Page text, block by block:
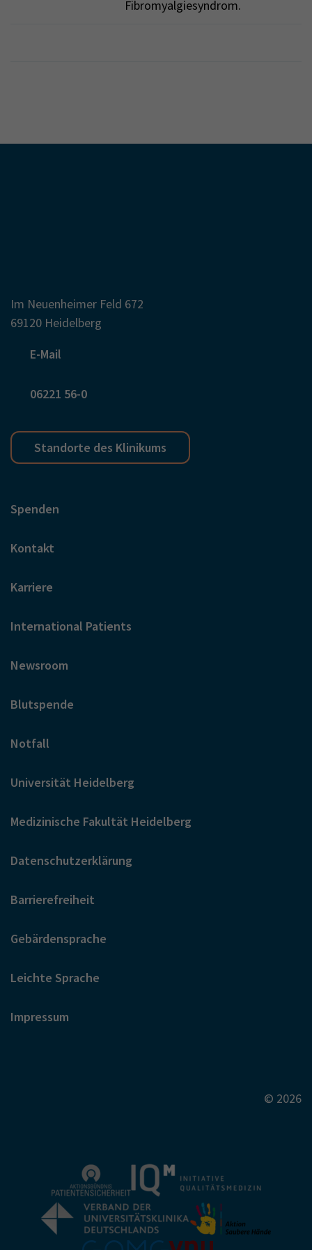
Fibromyalgiesyndrom.
Im Neuenheimer Feld 672
69120 Heidelberg
E-Mail
06221 56-0
Standorte des Klinikums
Spenden
Kontakt
Karriere
International Patients
Newsroom
Blutspende
Notfall
Universität Heidelberg
Medizinische Fakultät Heidelberg
Datenschutzerklärung
Barrierefreiheit
Gebärdensprache
Leichte Sprache
Impressum
© 2026